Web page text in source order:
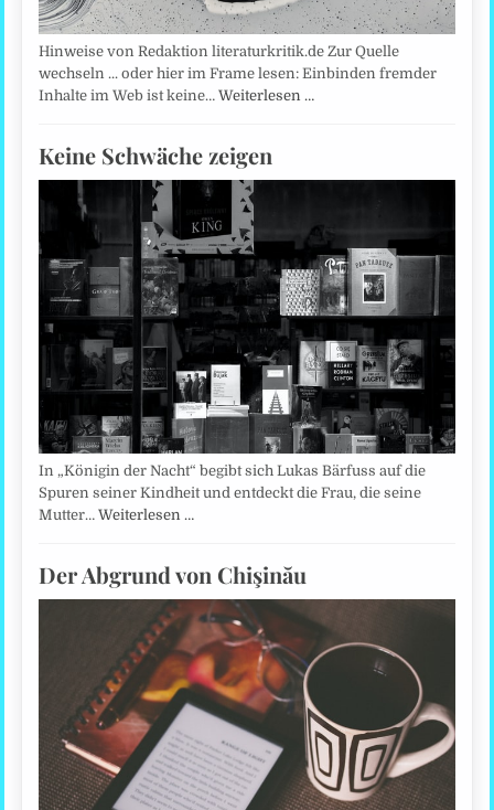
Hinweise von Redaktion literaturkritik.de Zur Quelle
wechseln ... oder hier im Frame lesen: Einbinden fremder
Inhalte im Web ist keine…Weiterlesen …
Keine Schwäche zeigen
In „Königin der Nacht“ begibt sich Lukas Bärfuss auf die
Spuren seiner Kindheit und entdeckt die Frau, die seine
Mutter…Weiterlesen …
Der Abgrund von Chişinău